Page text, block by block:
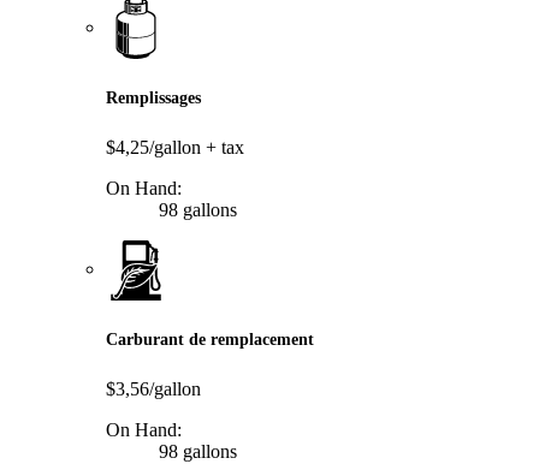
Remplissages
$4,25/gallon + tax
On Hand:
98 gallons
Carburant de remplacement
$3,56/gallon
On Hand:
98 gallons